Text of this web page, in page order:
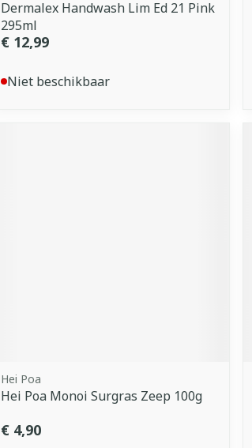
Dermalex Handwash Lim Ed 21 Pink
295ml
€ 12,99
Niet beschikbaar
Hei Poa
Hei Poa Monoi Surgras Zeep 100g
€ 4,90